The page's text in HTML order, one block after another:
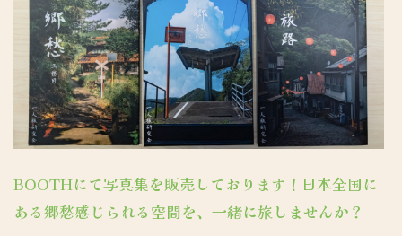
BOOTHにて写真集を販売しております！日本全国に
ある郷愁感じられる空間を、一緒に旅しませんか？